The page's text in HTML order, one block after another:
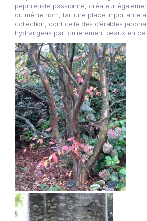
pépiniériste passionné, créateur
du même nom, fait une place importante
collection, dont celle des d’érables
hydrangeas particulièrement beaux en